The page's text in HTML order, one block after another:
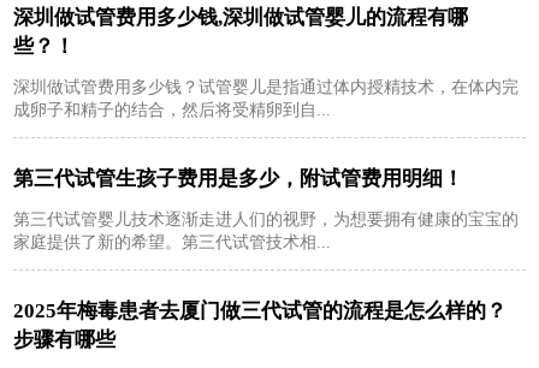
深圳做试管费用多少钱,深圳做试管婴儿的流程有哪
些？！
深圳做试管费用多少钱？试管婴儿是指通过体内授精技术，在体内完
成卵子和精子的结合，然后将受精卵到自...
第三代试管生孩子费用是多少，附试管费用明细！
第三代试管婴儿技术逐渐走进人们的视野，为想要拥有健康的宝宝的
家庭提供了新的希望。第三代试管技术相...
2025年梅毒患者去厦门做三代试管的流程是怎么样的？
步骤有哪些